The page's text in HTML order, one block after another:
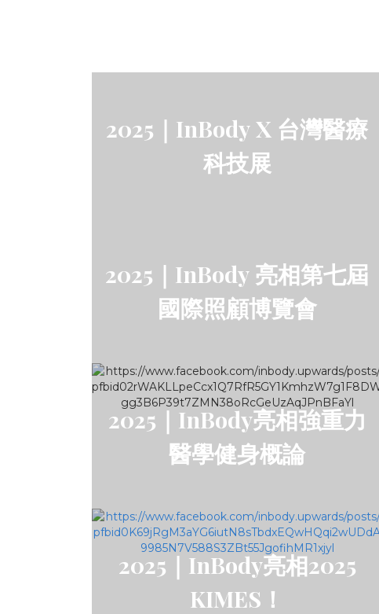
2025｜InBody X 台灣醫療
科技展
2025｜InBody 亮相第七屆
國際照顧博覽會
2025｜InBody亮相強重力
醫學健身概論
2025｜InBody亮相2025
KIMES！